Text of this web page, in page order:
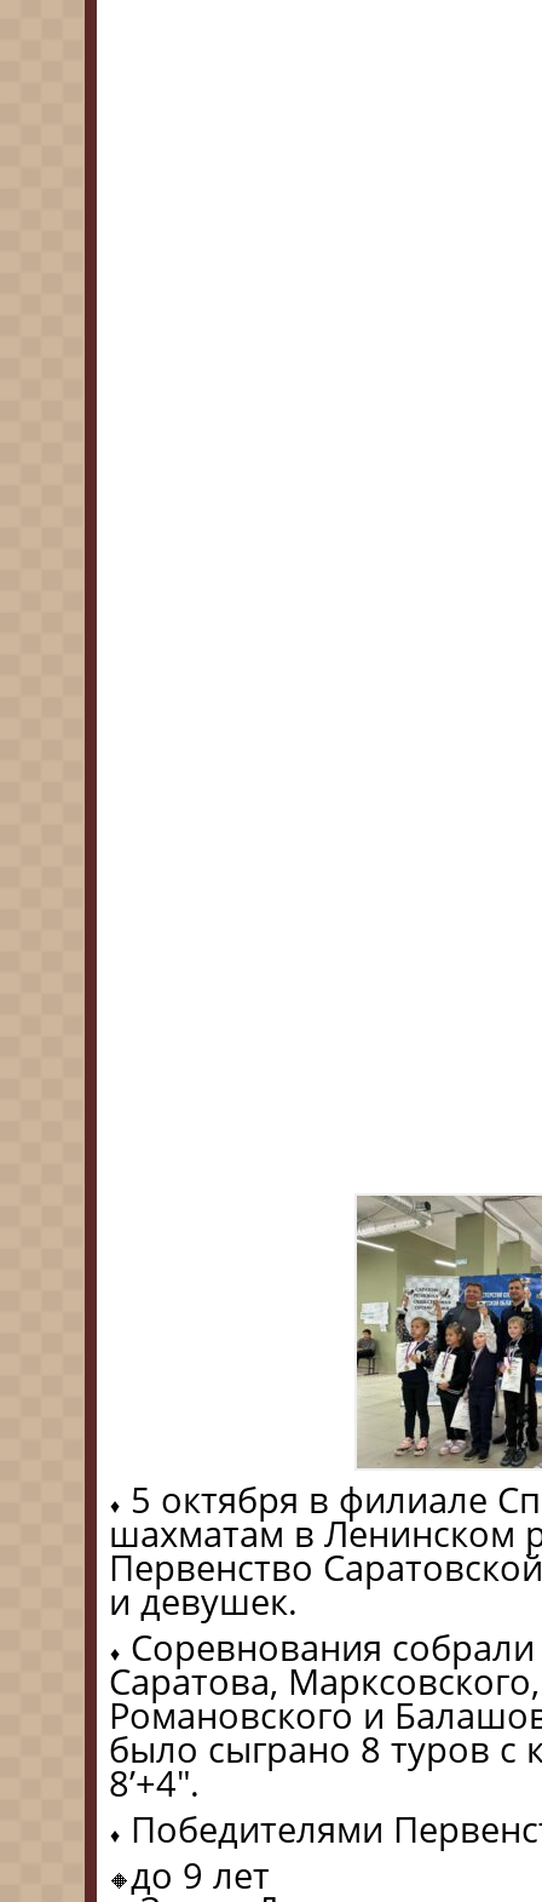
5 октября в филиале
шахматам в Ленинском
Первенство
и девушек.
Соревнования
Саратова,
Романовского и
было сыграно 8 туров с
8’+4″.
Победителями
до 9 лет